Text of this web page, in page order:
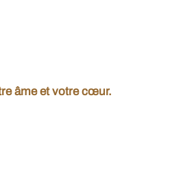
âme et votre cœur.